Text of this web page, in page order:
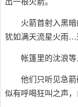
出一根火箭。
火箭首射入黑
犹如满天流星火雨…
帐篷里的沈浪
他们只听见急
似有呼喝狂叫之声，